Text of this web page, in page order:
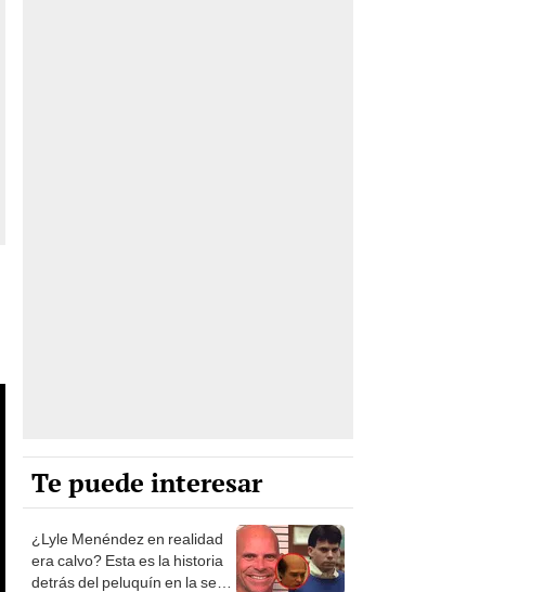
Te puede interesar
¿Lyle Menéndez en realidad
era calvo? Esta es la historia
detrás del peluquín en la serie